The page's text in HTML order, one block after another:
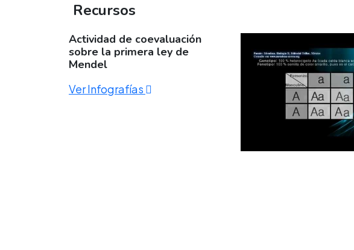
Recursos
Actividad de coevaluación
sobre la primera ley de
Mendel
Ver Infografías